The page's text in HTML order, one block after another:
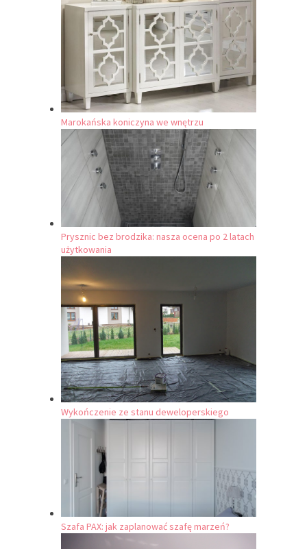
Marokańska koniczyna we wnętrzu
Prysznic bez brodzika: nasza ocena po 2 latach
użytkowania
Wykończenie ze stanu deweloperskiego
Szafa PAX: jak zaplanować szafę marzeń?